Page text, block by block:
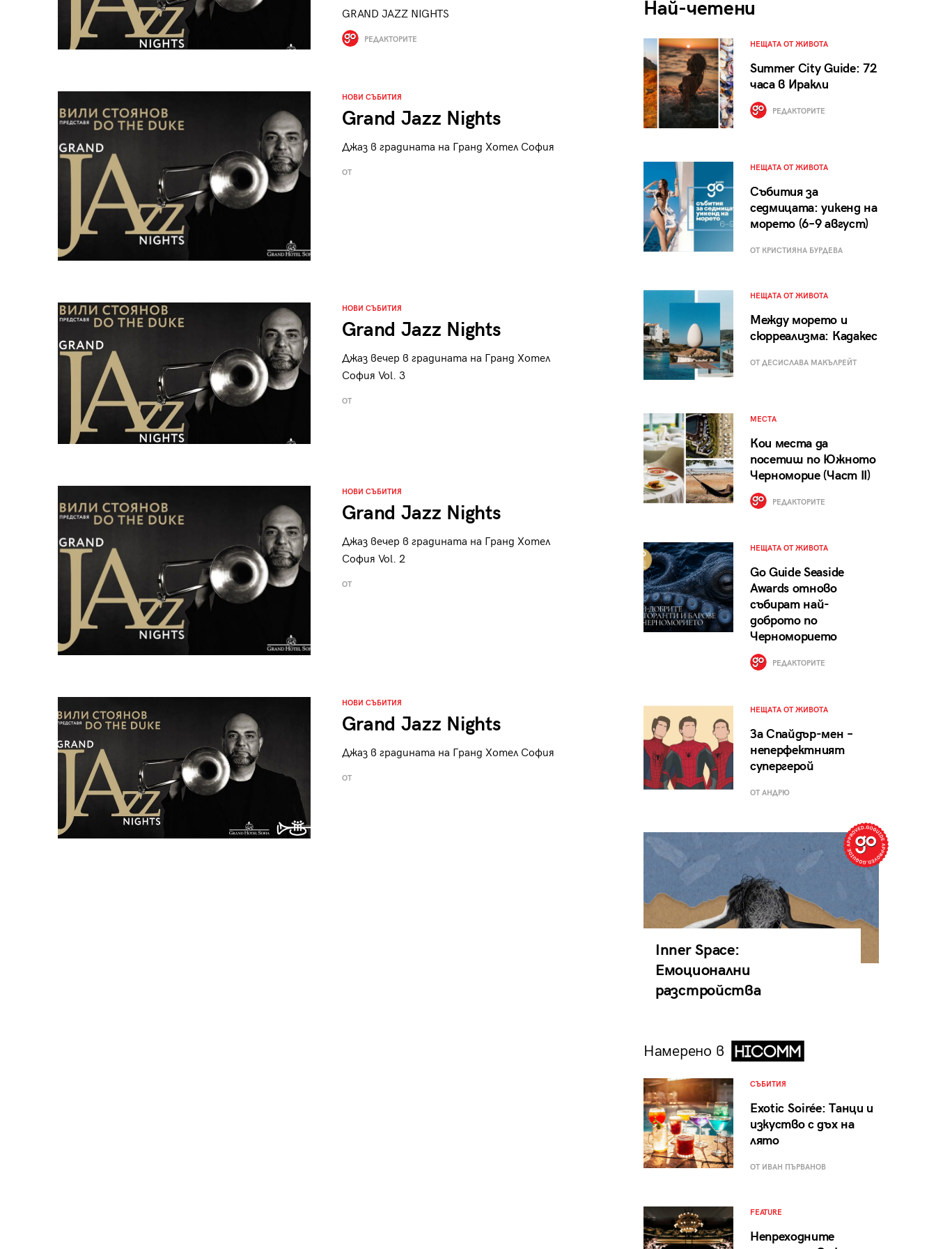
GRAND JAZZ NIGHTS
РЕДАКТОРИТЕ
НОВИ СЪБИТИЯ
Grand Jazz Nights
Джаз в градината на Гранд Хотел София
ОТ
НОВИ СЪБИТИЯ
Grand Jazz Nights
Джаз вечер в градината на Гранд Хотел
София Vol. 3
ОТ
НОВИ СЪБИТИЯ
Grand Jazz Nights
Джаз вечер в градината на Гранд Хотел
София Vol. 2
ОТ
НОВИ СЪБИТИЯ
Grand Jazz Nights
Джаз в градината на Гранд Хотел София
ОТ
Най-четени
НЕЩАТА ОТ ЖИВОТА
Summer City Guide: 72
часа в Иракли
РЕДАКТОРИТЕ
НЕЩАТА ОТ ЖИВОТА
Събития за
седмицата: уикенд на
морето (6–9 август)
ОТ КРИСТИЯНА БУРДЕВА
НЕЩАТА ОТ ЖИВОТА
Между морето и
сюрреализма: Кадакес
ОТ ДЕСИСЛАВА МАКЪЛРЕЙТ
МЕСТА
Кои места да
посетиш по Южното
Черноморие (Част II)
РЕДАКТОРИТЕ
НЕЩАТА ОТ ЖИВОТА
Go Guide Seaside
Awards отново
събират най-
доброто по
Черноморието
РЕДАКТОРИТЕ
НЕЩАТА ОТ ЖИВОТА
За Спайдър-мен –
неперфектният
супергерой
ОТ АНДРЮ
Inner Space:
Емоционални
разстройства
Намерено в
СЪБИТИЯ
Exotic Soirée: Танци и
изкуство с дъх на
лято
ОТ ИВАН ПЪРВАНОВ
FEATURE
Непреходните